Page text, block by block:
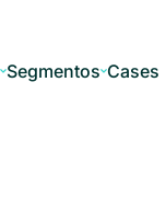
Segmentos Cases